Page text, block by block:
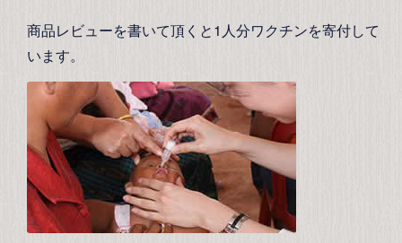
商品レビューを書いて頂くと1人分ワクチンを寄付して
います。